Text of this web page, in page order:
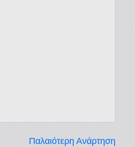
Παλαιότερη Ανάρτηση